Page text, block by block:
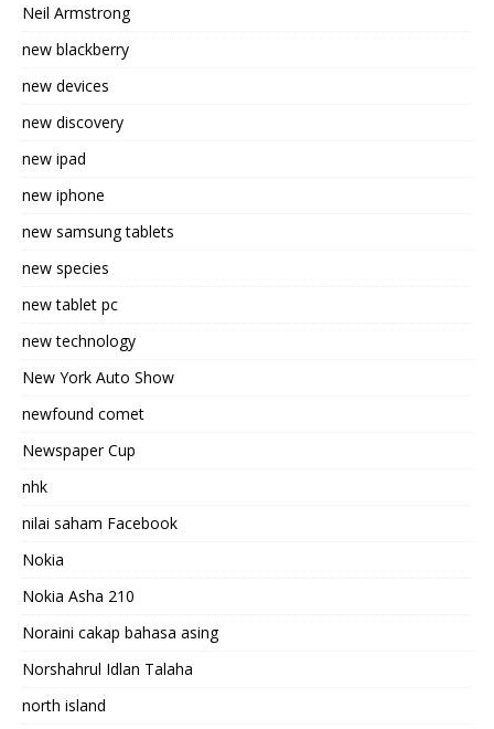
Neil Armstrong
new blackberry
new devices
new discovery
new ipad
new iphone
new samsung tablets
new species
new tablet pc
new technology
New York Auto Show
newfound comet
Newspaper Cup
nhk
nilai saham Facebook
Nokia
Nokia Asha 210
Noraini cakap bahasa asing
Norshahrul Idlan Talaha
north island